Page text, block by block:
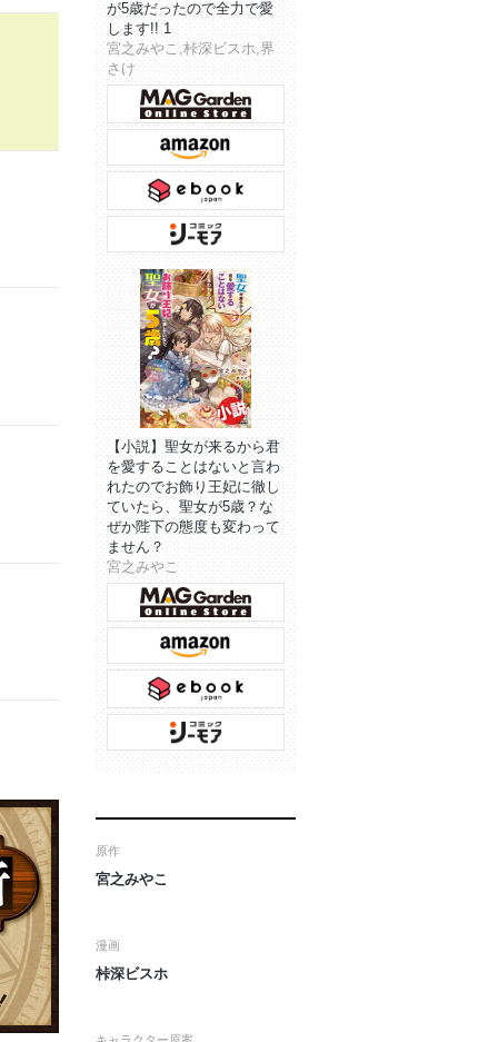
が5歳だったので全力で愛
します!! 1
宮之みやこ,桛深ビスホ,界
さけ
【小説】聖女が来るから君
を愛することはないと言わ
れたのでお飾り王妃に徹し
ていたら、聖女が5歳？な
ぜか陛下の態度も変わって
ません？
宮之みやこ
原作
宮之みやこ
漫画
桛深ビスホ